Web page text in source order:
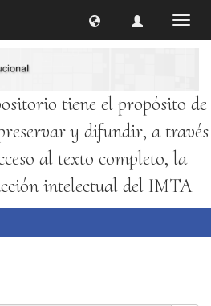
tiene el propósito de
y difundir, a través
al texto completo, la
intelectual del IMTA